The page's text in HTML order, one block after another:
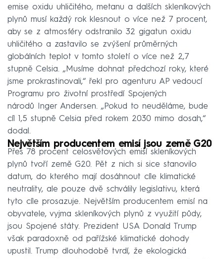
emise oxidu uhličitého, metanu a dalších skleníkových
plynů musí každý rok klesnout o více než 7 procent,
aby se z atmosféry odstranilo 32 gigatun oxidu
uhličitého a zastavilo se zvýšení průměrných
globálních teplot v tomto století o více než 2,7
stupně Celsia. „Musíme dohnat předchozí roky, které
jsme prokrastinovali,“ řekl pro agenturu AP vedoucí
Programu pro životní prostředí Spojených
národů Inger Andersen. „Pokud to neuděláme, bude
cíl 1,5 stupně Celsia před rokem 2030 mimo dosah,“
dodal.
Největším producentem emisí jsou země G20
Přes 78 procent celosvětových emisí skleníkových
plynů tvoří země G20. Pět z nich si sice stanovilo
datum, do kterého mají dosáhnout cíle klimatické
neutrality, ale pouze dvě schválily legislativu, která
tyto cíle prosazuje. Největším producentem emisí na
obyvatele, vyjma skleníkových plynů z využití půdy,
jsou Spojené státy. Prezident USA Donald Trump
však paradoxně od pařížské klimatické dohody
upustil. Trump dlouhodobě tvrdí, že ekologická